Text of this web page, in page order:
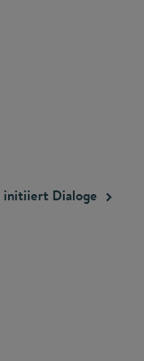
initiiert Dialoge